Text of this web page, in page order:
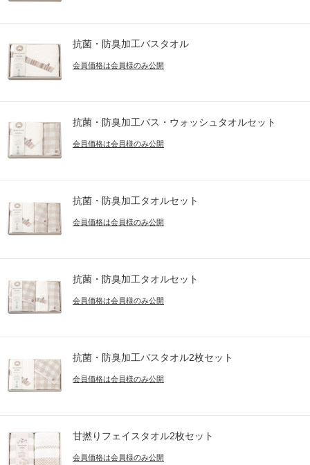
抗菌・防臭加工バスタオル
会員価格は会員様のみ公開
抗菌・防臭加工バス・ウォッシュタオルセット
会員価格は会員様のみ公開
抗菌・防臭加工タオルセット
会員価格は会員様のみ公開
抗菌・防臭加工タオルセット
会員価格は会員様のみ公開
抗菌・防臭加工バスタオル2枚セット
会員価格は会員様のみ公開
甘撚りフェイスタオル2枚セット
会員価格は会員様のみ公開